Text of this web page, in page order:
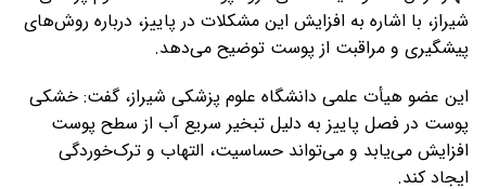
شیراز، با اشاره به افزایش این مشکلات در پاییز، درباره روش‌های
پیشگیری و مراقبت از پوست توضیح می‌دهد.
این عضو هیأت علمی دانشگاه علوم پزشکی شیراز، گفت: خشکی
پوست در فصل پاییز به دلیل تبخیر سریع آب از سطح پوست
افزایش می‌یابد و می‌تواند حساسیت، التهاب و ترک‌خوردگی
ایجاد کند.